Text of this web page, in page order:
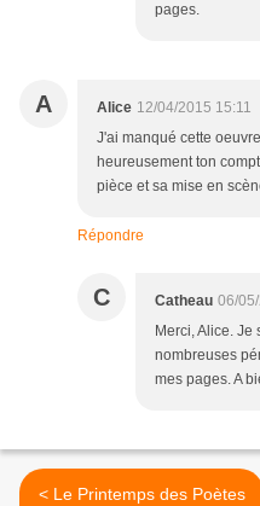
pages.
A Alice 12/04/2015 15:11
J'ai manqué cette
heureusement ton
pièce et sa mise en
Répondre
C Catheau 06/
Merci, Alice.
nombreuses
mes pages. A
< Le Printemps des Poètes